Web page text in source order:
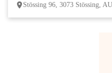
Stössing 96, 3073 Stössing,